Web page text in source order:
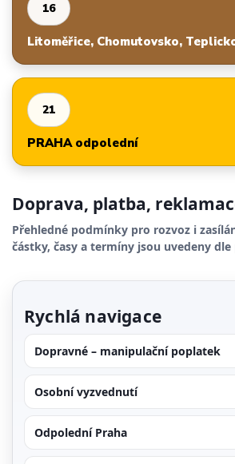
16
Litoměřice, Chomutovsko,
21
PRAHA odpolední
Doprava, platba,
Přehledné podmínky pro rozvoz i
částky, časy a termíny jsou uvedeny
Rychlá navigace
Dopravné – manipulační poplatek
Osobní vyzvednutí
Odpolední Praha